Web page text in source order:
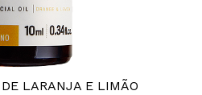
LARANJA E LIMÃO